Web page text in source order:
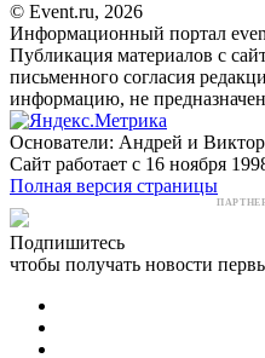
© Event.ru, 2026
Информационный портал
Публикация материалов с
письменного согласия
информацию, не
Основатели: Андрей и
Сайт работает с 16 ноября
Полная версия страницы
Подпишитесь
чтобы получать новости